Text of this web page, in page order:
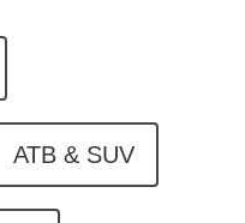
ATB & SUV